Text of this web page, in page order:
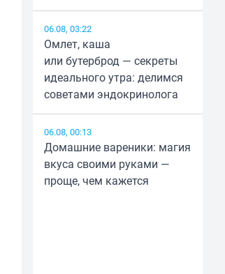
06.08, 03:22
Омлет, каша
или бутерброд — секреты
идеального утра: делимся
советами эндокринолога
06.08, 00:13
Домашние вареники: магия
вкуса своими руками —
проще, чем кажется